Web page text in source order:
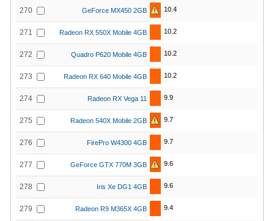
270 GeForce MX450 2GB 10.4
271 Radeon RX 550X Mobile 4GB 10.2
272 Quadro P620 Mobile 4GB 10.2
273 Radeon RX 640 Mobile 4GB 10.2
274 Radeon RX Vega 11 9.9
275 Radeon 540X Mobile 2GB 9.7
276 FirePro W4300 4GB 9.7
277 GeForce GTX 770M 3GB 9.6
278 Iris Xe DG1 4GB 9.6
279 Radeon R9 M365X 4GB 9.4